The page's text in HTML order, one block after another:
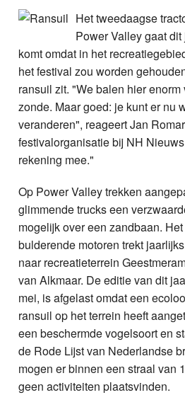
Foto's
Webcam
Info
Het tweedaagse
Power Valley gaat
komt omdat in het
het festival zou worden
ransuil zit. "We balen hier
zonde. Maar goed: je kunt er nu
veranderen", reageert Jan
festivalorganisatie bij NH
rekening mee."
Op Power Valley trekken
glimmende trucks een
mogelijk over een zandbaan.
bulderende motoren trekt
naar recreatieterrein
van Alkmaar. De editie van dit
mei, is afgelast omdat een
ransuil op het terrein heeft
een beschermde vogelsoort en
de Rode Lijst van Nederlandse
mogen er binnen een straal van
geen activiteiten plaatsvinden.